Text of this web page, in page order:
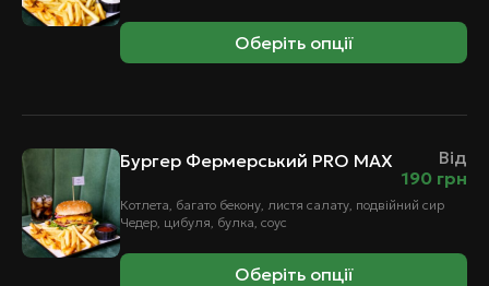
Оберіть опції
Бургер Фермерський PRO MAX
Від
190 грн
Котлета, багато бекону, листя салату, подвійний сир
Чедер, цибуля, булка, соус
Оберіть опції